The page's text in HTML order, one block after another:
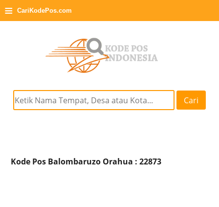
≡ CariKodePos.com
Cari
Kode Pos Balombaruzo Orahua : 22873